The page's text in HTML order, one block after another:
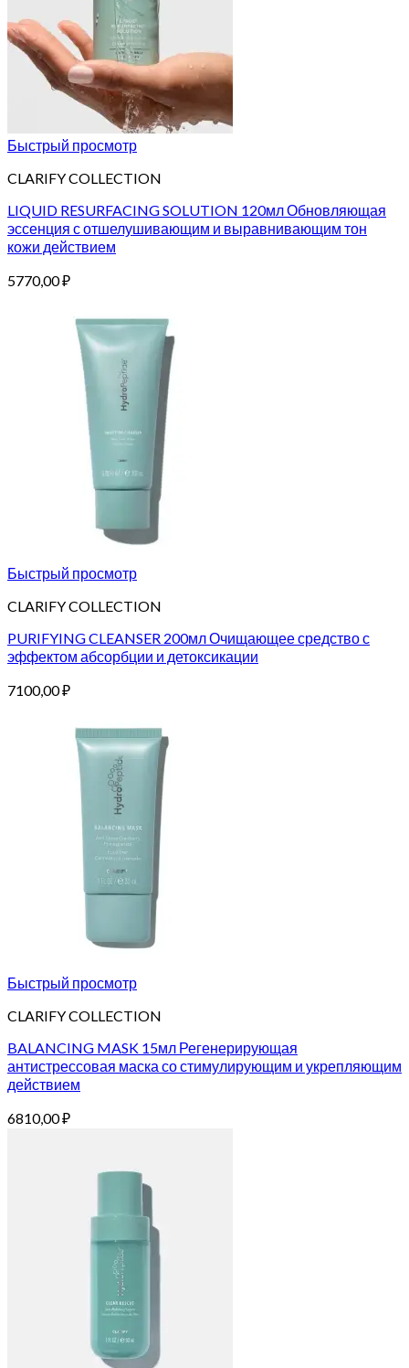
Быстрый просмотр
CLARIFY COLLECTION
LIQUID RESURFACING SOLUTION 120мл Обновляющая
эссенция с отшелушивающим и выравнивающим тон
кожи действием
5770,00₽
Быстрый просмотр
CLARIFY COLLECTION
PURIFYING CLEANSER 200мл Очищающее средство с
эффектом абсорбции и детоксикации
7100,00₽
Быстрый просмотр
CLARIFY COLLECTION
BALANCING MASK 15мл Регенерирующая
антистрессовая маска со стимулирующим и укрепляющим
действием
6810,00₽